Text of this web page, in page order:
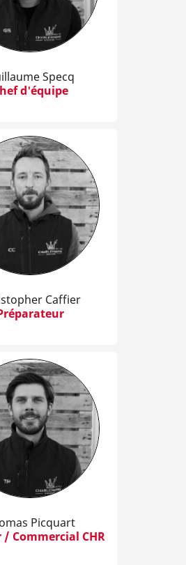
Specq
d'équipe
Caffier
Picquart
/ Commercial CHR